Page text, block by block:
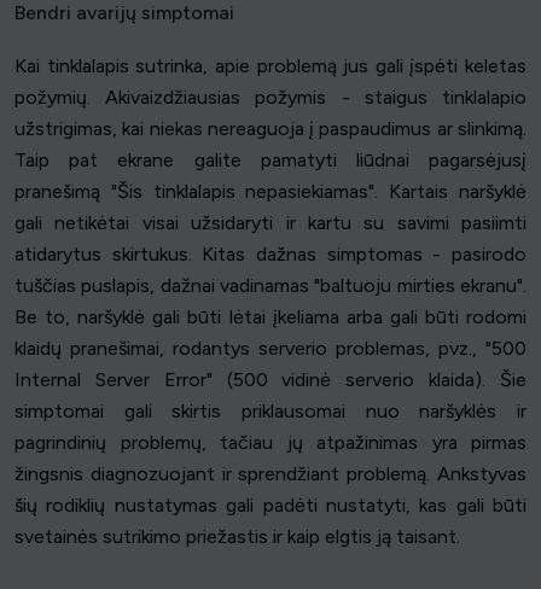
Bendri avarijų simptomai
Kai tinklalapis sutrinka, apie problemą jus gali įspėti keletas
požymių. Akivaizdžiausias požymis - staigus tinklalapio
užstrigimas, kai niekas nereaguoja į paspaudimus ar slinkimą.
Taip pat ekrane galite pamatyti liūdnai pagarsėjusį
pranešimą "Šis tinklalapis nepasiekiamas". Kartais naršyklė
gali netikėtai visai užsidaryti ir kartu su savimi pasiimti
atidarytus skirtukus. Kitas dažnas simptomas - pasirodo
tuščias puslapis, dažnai vadinamas "baltuoju mirties ekranu".
Be to, naršyklė gali būti lėtai įkeliama arba gali būti rodomi
klaidų pranešimai, rodantys serverio problemas, pvz., "500
Internal Server Error" (500 vidinė serverio klaida). Šie
simptomai gali skirtis priklausomai nuo naršyklės ir
pagrindinių problemų, tačiau jų atpažinimas yra pirmas
žingsnis diagnozuojant ir sprendžiant problemą. Ankstyvas
šių rodiklių nustatymas gali padėti nustatyti, kas gali būti
svetainės sutrikimo priežastis ir kaip elgtis ją taisant.